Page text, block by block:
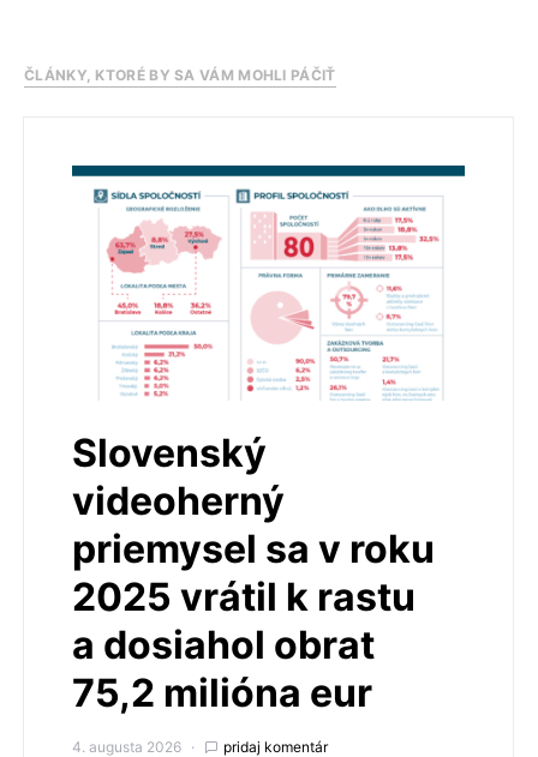
ČLÁNKY, KTORÉ BY SA VÁM MOHLI PÁČIŤ
Slovenský
videoherný
priemysel sa v roku
2025 vrátil k rastu
a dosiahol obrat
75,2 milióna eur
4. augusta 2026 pridaj komentár